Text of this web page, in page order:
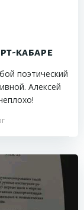
кабаре
поэтический
Алексей